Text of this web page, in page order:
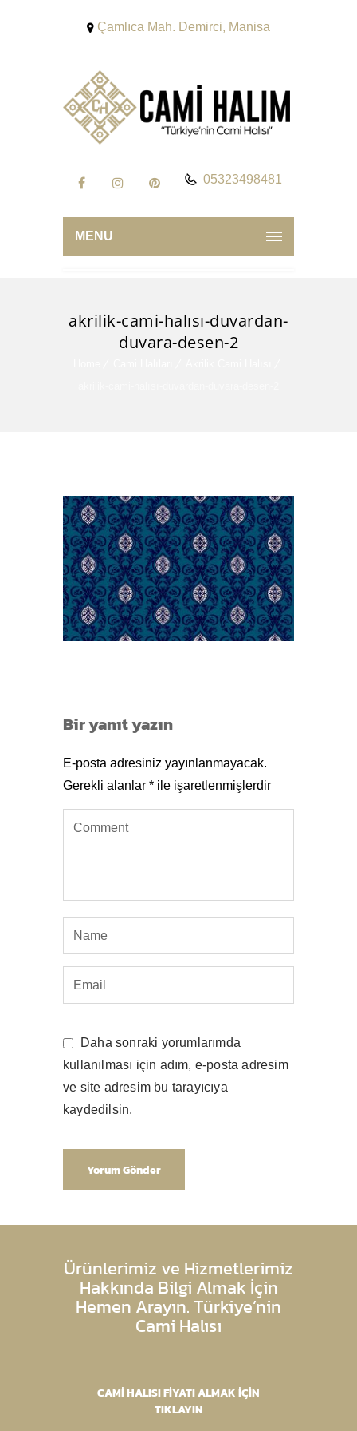
Çamlıca Mah. Demirci, Manisa
05323498481
MENU
akrilik-cami-halısı-duvardan-
duvara-desen-2
Bir yanıt yazın
E-posta adresiniz yayınlanmayacak.
Gerekli alanlar * ile işaretlenmişlerdir
Daha sonraki yorumlarımda
kullanılması için adım, e-posta adresim
ve site adresim bu tarayıcıya
kaydedilsin.
Ürünlerimiz ve Hizmetlerimiz
Hakkında Bilgi Almak İçin
Hemen Arayın. Türkiye’nin
Cami Halısı
CAMİ HALISI FİYATI ALMAK İÇİN
TIKLAYIN